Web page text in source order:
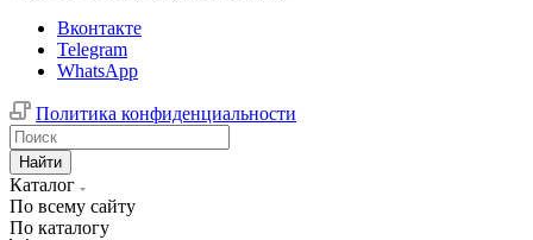
Вконтакте
Telegram
WhatsApp
Политика конфиденциальности
Найти
Каталог
По всему сайту
По каталогу